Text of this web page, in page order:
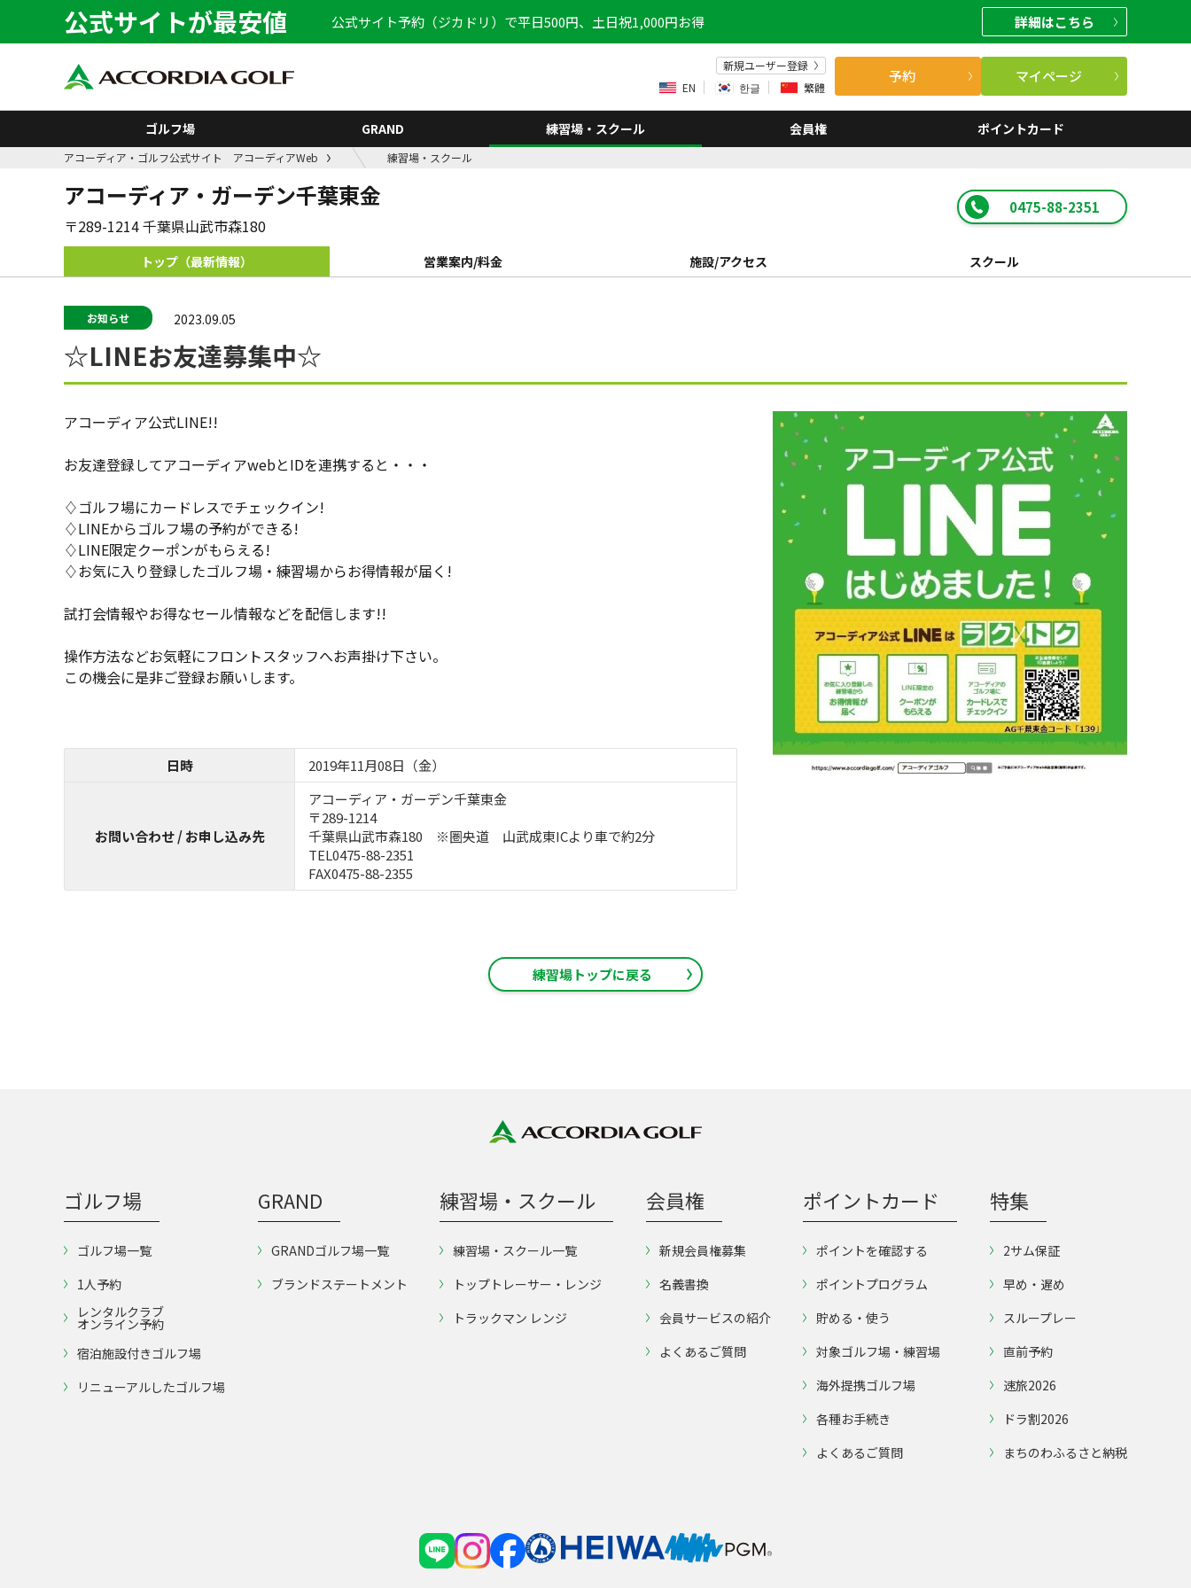
公式サイトが最安値 公式サイト予約（ジカドリ）で平日500円、土日祝1,000円お得 詳細はこちら
新規ユーザー登録
EN
한글 繁體
予約 マイページ
ゴルフ場 GRAND 練習場・スクール 会員権 ポイントカード
アコーディア・ゴルフ公式サイト アコーディアWeb 練習場・スクール
アコーディア・ガーデン千葉東金
〒289-1214 千葉県山武市森180
0475-88-2351
トップ（最新情報） 営業案内/料金 施設/アクセス スクール
お知らせ 2023.09.05
☆LINEお友達募集中☆
アコーディア公式LINE!!
お友達登録してアコーディアwebとIDを連携すると・・・
♢ゴルフ場にカードレスでチェックイン!
♢LINEからゴルフ場の予約ができる!
♢LINE限定クーポンがもらえる!
♢お気に入り登録したゴルフ場・練習場からお得情報が届く!
試打会情報やお得なセール情報などを配信します!!
操作方法などお気軽にフロントスタッフへお声掛け下さい。
この機会に是非ご登録お願いします。
日時 2019年11月08日（金）
お問い合わせ / お申し込み先
アコーディア・ガーデン千葉東金
〒289-1214
千葉県山武市森180 ※圏央道 山武成東ICより車で約2分
TEL0475-88-2351
FAX0475-88-2355
練習場トップに戻る
ゴルフ場
ゴルフ場一覧
1人予約
レンタルクラブ
オンライン予約
宿泊施設付きゴルフ場
リニューアルしたゴルフ場
GRAND
GRANDゴルフ場一覧
ブランドステートメント
練習場・スクール
練習場・スクール一覧
トップトレーサー・レンジ
トラックマン レンジ
会員権
新規会員権募集
名義書換
会員サービスの紹介
よくあるご質問
ポイントカード
ポイントを確認する
ポイントプログラム
貯める・使う
対象ゴルフ場・練習場
海外提携ゴルフ場
各種お手続き
よくあるご質問
特集
2サム保証
早め・遅め
スループレー
直前予約
速旅2026
ドラ割2026
まちのわふるさと納税